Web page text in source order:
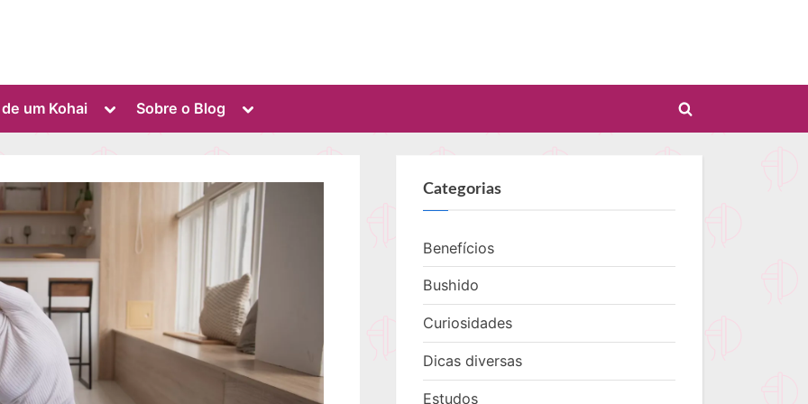
um Kohai
Toggle
menu
Sobre o Blog
Toggle
menu
Toggle
Categorias
Benefícios
Bushido
Curiosidades
Dicas diversas
Estudos